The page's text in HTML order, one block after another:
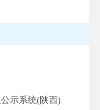
示系统(陕西)